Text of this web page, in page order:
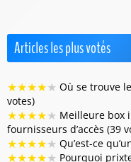
Articles les plus votés
★★★★★ Où se trouve
votes)
★★★★★ Meilleure box
fournisseurs d’accès (39
★★★★★ Qu’est-ce
★★★★★ Pourquoi